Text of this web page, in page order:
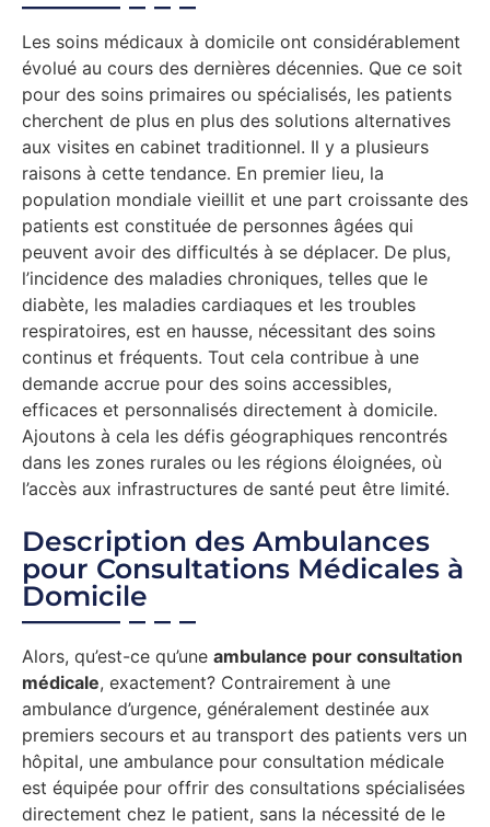
Les soins médicaux à domicile ont considérablement
évolué au cours des dernières décennies. Que ce soit
pour des soins primaires ou spécialisés, les patients
cherchent de plus en plus des solutions alternatives
aux visites en cabinet traditionnel. Il y a plusieurs
raisons à cette tendance. En premier lieu, la
population mondiale vieillit et une part croissante des
patients est constituée de personnes âgées qui
peuvent avoir des difficultés à se déplacer. De plus,
l’incidence des maladies chroniques, telles que le
diabète, les maladies cardiaques et les troubles
respiratoires, est en hausse, nécessitant des soins
continus et fréquents. Tout cela contribue à une
demande accrue pour des soins accessibles,
efficaces et personnalisés directement à domicile.
Ajoutons à cela les défis géographiques rencontrés
dans les zones rurales ou les régions éloignées, où
l’accès aux infrastructures de santé peut être limité.
Description des Ambulances
pour Consultations Médicales à
Domicile
Alors, qu’est-ce qu’une ambulance pour consultation
médicale, exactement? Contrairement à une
ambulance d’urgence, généralement destinée aux
premiers secours et au transport des patients vers un
hôpital, une ambulance pour consultation médicale
est équipée pour offrir des consultations spécialisées
directement chez le patient, sans la nécessité de le